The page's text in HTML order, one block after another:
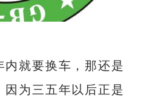
就要换车，那还是
为三五年以后正是